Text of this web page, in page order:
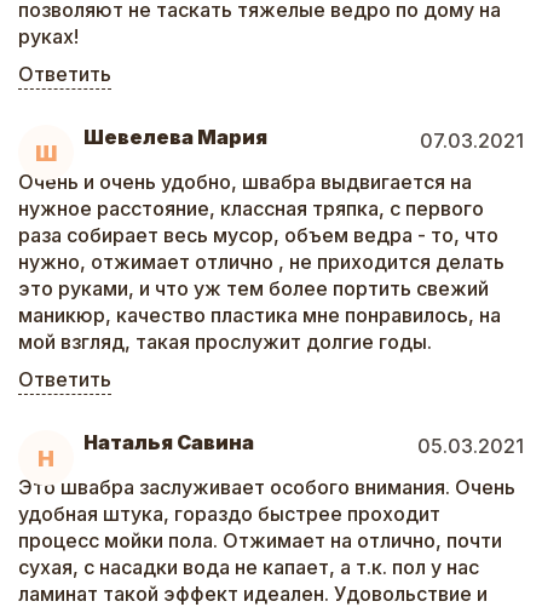
позволяют не таскать тяжелые ведро по дому на
руках!
Ответить
Ш
Шевелева Мария
07.03.2021
Очень и очень удобно, швабра выдвигается на
нужное расстояние, классная тряпка, с первого
раза собирает весь мусор, объем ведра - то, что
нужно, отжимает отлично , не приходится делать
это руками, и что уж тем более портить свежий
маникюр, качество пластика мне понравилось, на
мой взгляд, такая прослужит долгие годы.
Ответить
Н
Наталья Савина
05.03.2021
Это швабра заслуживает особого внимания. Очень
удобная штука, гораздо быстрее проходит
процесс мойки пола. Отжимает на отлично, почти
сухая, с насадки вода не капает, а т.к. пол у нас
ламинат такой эффект идеален. Удовольствие и